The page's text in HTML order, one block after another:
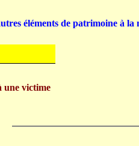
une victime
éléments de patrimoine à la